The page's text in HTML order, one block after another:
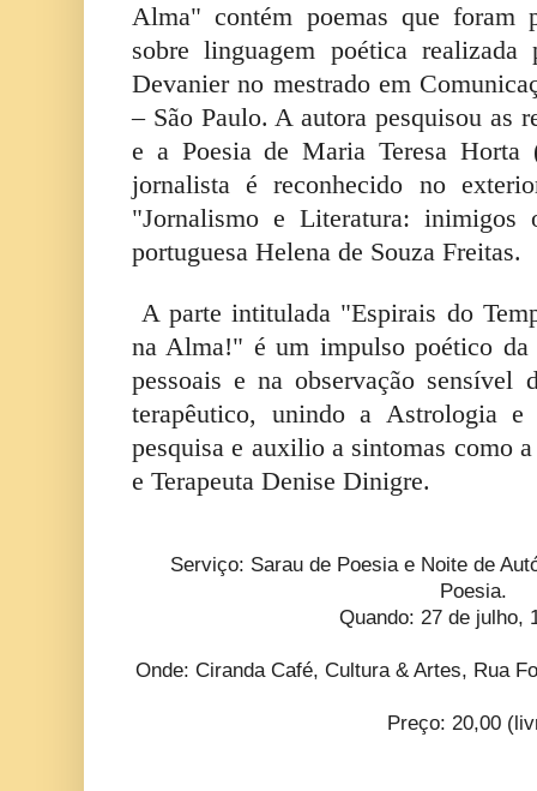
Alma" contém poemas que foram
sobre linguagem poética
Devanier no mestrado em
– São Paulo. A autora pesquisou as
e a Poesia de Maria Teresa Horta
jornalista é reconhecido no
"Jornalismo e Literatura: inimigos
portuguesa Helena de Souza Freitas.
A parte intitulada "Espirais do
na Alma!" é um impulso poético da
pessoais e na observação sensível
terapêutico, unindo a Astrologia e
pesquisa e auxilio a sintomas como
e Terapeuta Denise Dinigre.
Serviço: Sarau de Poesia e Noite de
Poesia.
Quando: 27 de julho,
Onde: Ciranda Café, Cultura & Artes, Rua
Preço: 20,00